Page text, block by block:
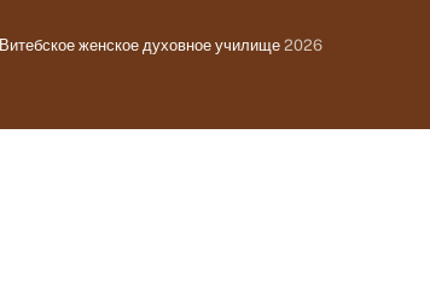
Витебское женское духовное училище 2026